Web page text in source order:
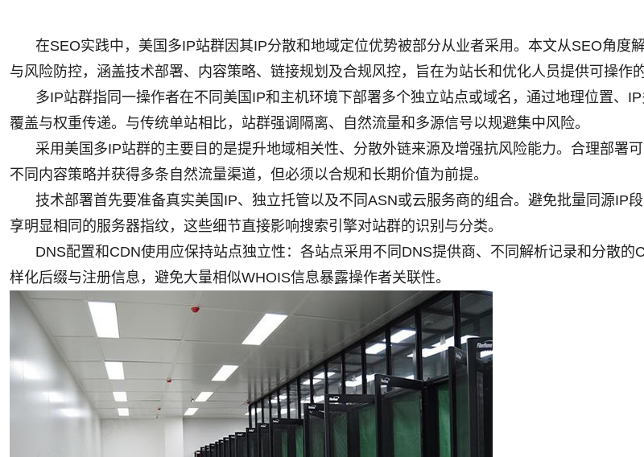
在SEO实践中，美国多IP站群因其IP分散和地域定位优势被部分从业者采用。本文从SEO角度
与风险防控，涵盖技术部署、内容策略、链接规划及合规风控，旨在为站长和优化人员提供可操作
多IP站群指同一操作者在不同美国IP和主机环境下部署多个独立站点或域名，通过地理位置、
覆盖与权重传递。与传统单站相比，站群强调隔离、自然流量和多源信号以规避集中风险。
采用美国多IP站群的主要目的是提升地域相关性、分散外链来源及增强抗风险能力。合理部署
不同内容策略并获得多条自然流量渠道，但必须以合规和长期价值为前提。
技术部署首先要准备真实美国IP、独立托管以及不同ASN或云服务商的组合。避免批量同源IP
享明显相同的服务器指纹，这些细节直接影响搜索引擎对站群的识别与分类。
DNS配置和CDN使用应保持站点独立性：各站点采用不同DNS提供商、不同解析记录和分散的
样化后缀与注册信息，避免大量相似WHOIS信息暴露操作者关联性。